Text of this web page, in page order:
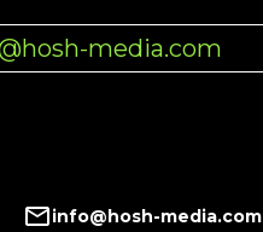
media.com
info@hosh-media.com